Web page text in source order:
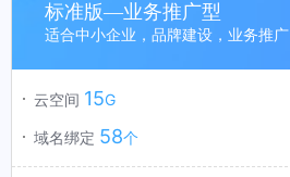
标准版—业务推广型
适合中小企业，品牌建设，业务推广
云空间 15G
域名绑定 58个